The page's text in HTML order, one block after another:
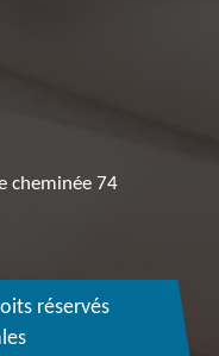
cheminée 74
réservés